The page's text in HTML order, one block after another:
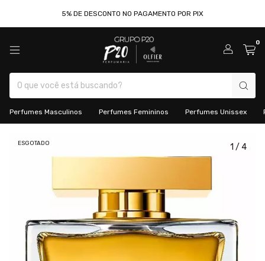
5% DE DESCONTO NO PAGAMENTO POR PIX
0
Perfumes Masculinos Perfumes Femininos Perfumes Unissex
ESGOTADO 1 / 4